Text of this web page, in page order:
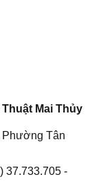
Mai Thủy
Phường Tân
37.733.705 -